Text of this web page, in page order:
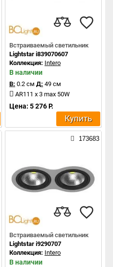
Встраиваемый светильник
Lightstar i839070607
Коллекция: Intero
В наличии
В: 0.2 см Д: 49 см
AR111 x 3 max 50W
Цена: 5 276 Р.
Купить
173683
Встраиваемый светильник
Lightstar i9290707
Коллекция: Intero
В наличии